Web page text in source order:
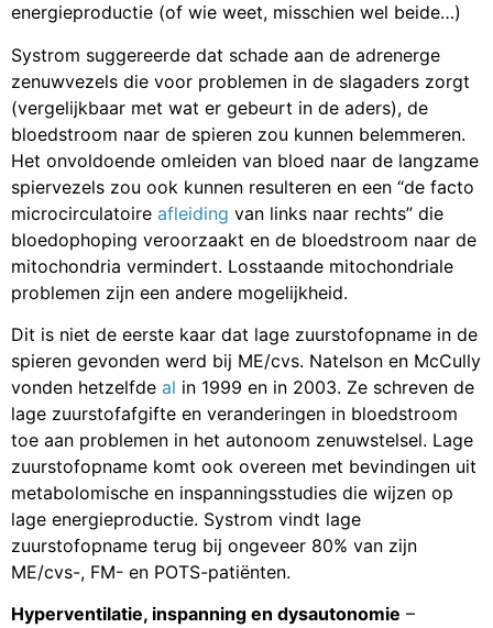
energieproductie (of wie weet, misschien wel beide…)
Systrom suggereerde dat schade aan de adrenerge
zenuwvezels die voor problemen in de slagaders zorgt
(vergelijkbaar met wat er gebeurt in de aders), de
bloedstroom naar de spieren zou kunnen belemmeren.
Het onvoldoende omleiden van bloed naar de langzame
spiervezels zou ook kunnen resulteren en een “de facto
microcirculatoire afleiding van links naar rechts” die
bloedophoping veroorzaakt en de bloedstroom naar de
mitochondria vermindert. Losstaande mitochondriale
problemen zijn een andere mogelijkheid.
Dit is niet de eerste kaar dat lage zuurstofopname in de
spieren gevonden werd bij ME/cvs. Natelson en McCully
vonden hetzelfde al in 1999 en in 2003. Ze schreven de
lage zuurstofafgifte en veranderingen in bloedstroom
toe aan problemen in het autonoom zenuwstelsel. Lage
zuurstofopname komt ook overeen met bevindingen uit
metabolomische en inspanningsstudies die wijzen op
lage energieproductie. Systrom vindt lage
zuurstofopname terug bij ongeveer 80% van zijn
ME/cvs-, FM- en POTS-patiënten.
Hyperventilatie, inspanning en dysautonomie –